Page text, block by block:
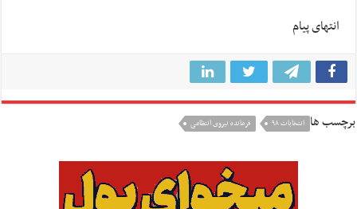
انتهای پیام
برچسب ها انتخابات ۹۸ فرمانده نیروی انتظامی